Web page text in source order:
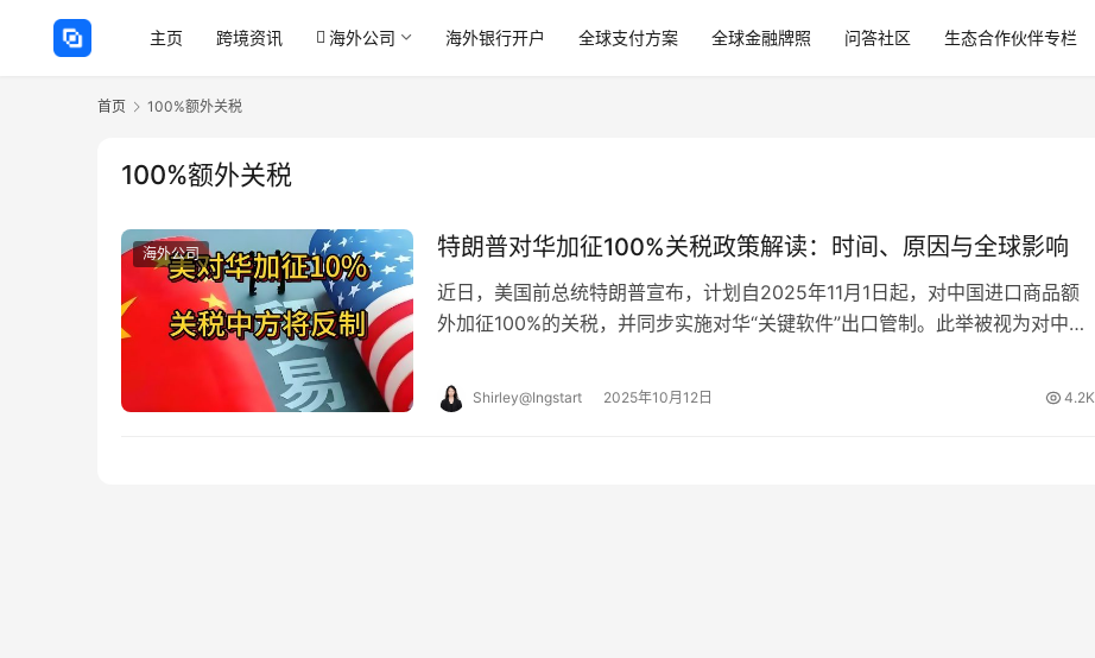
主页 跨境资讯 海外公司 海外银行开户 全球支付方案 全球金融牌照 问答社区 生态合作伙伴专栏
首页 100%额外关税
100%额外关税
海外公司 特朗普对华加征100%关税政策解读：时间、原因与全球影响
近日，美国前总统特朗普宣布，计划自2025年11月1日起，对中国进口商品额
外加征100%的关税，并同步实施对华“关键软件”出口管制。此举被视为对中国
Shirley@Ingstart 2025年10月12日 4.2K